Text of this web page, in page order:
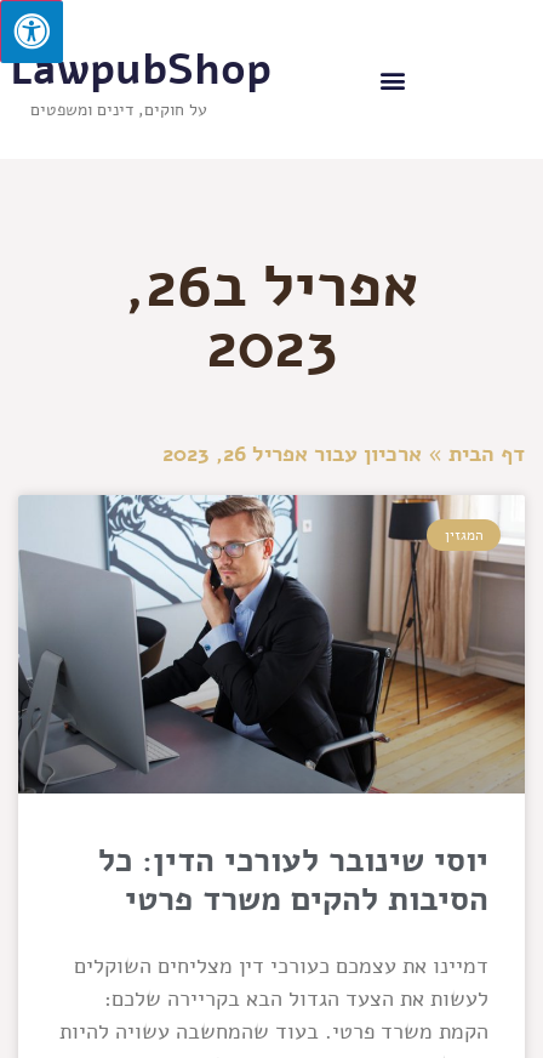
LawpubShop
על חוקים, דינים ומשפטים
אפריל ב26,
2023
דף הבית » ארכיון עבור אפריל 26, 2023
המגזין
יוסי שינובר לעורכי הדין: כל
הסיבות להקים משרד פרטי
דמיינו את עצמכם כעורכי דין מצליחים השוקלים
לעשות את הצעד הגדול הבא בקריירה שלכם:
הקמת משרד פרטי. בעוד שהמחשבה עשויה להיות